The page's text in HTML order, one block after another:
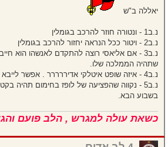
יאללה ב"ש
נ.ב1 - ונטורה חוזר להרכב בגומלין
נ.ב2 - ויטור ככל הנראה יחזור להרכב בגומלין
שתהיה הממלכה שלו.
נ.ב4 - איזה שופט איטלקי אדיררררר . אפשר לייבא אותו לארץ ????
נ.ב5 - נקווה שהפציעה של לופז בחימום תהיה
בשבוע הבא.
כשאת עולה למגרש , הלב פועם